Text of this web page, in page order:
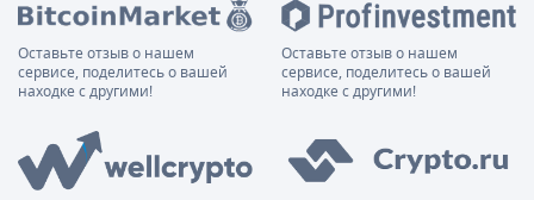
Оставьте отзыв о нашем
сервисе, поделитесь о вашей
находке с другими!
Оставьте отзыв о нашем
сервисе, поделитесь о вашей
находке с другими!